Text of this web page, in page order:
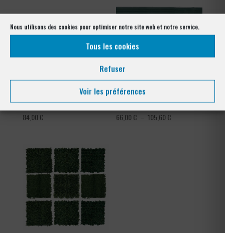
Nous utilisons des cookies pour optimiser notre site web et notre service.
Tous les cookies
Refuser
Voir les préférences
Ronce barbelé galvanisé
84,00€
Occultation à lattes en pvc
66,00€ – 105,60€